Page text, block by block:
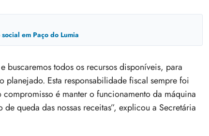
em Paço do Lumia
buscaremos todos os recursos disponíveis, para
Esta responsabilidade fiscal sempre foi
é manter o funcionamento da máquina
queda das nossas receitas”, explicou a Secretária